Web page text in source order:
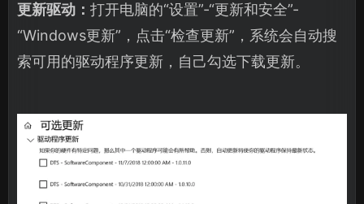
更新驱动： 打开电脑的“设置”-“更新和安全”-
“Windows更新”，点击“检查更新”，系统会自动搜
索可用的驱动程序更新，自己勾选下载更新。